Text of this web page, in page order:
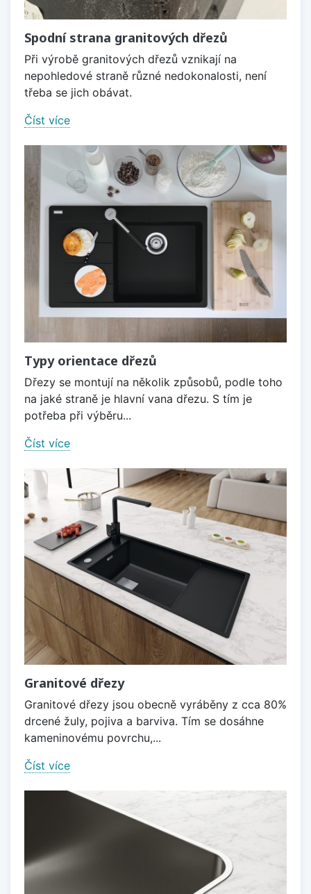
Spodní strana granitových dřezů
Při výrobě granitových dřezů vznikají na
nepohledové straně různé nedokonalosti, není
třeba se jich obávat.
Číst více
Typy orientace dřezů
Dřezy se montují na několik způsobů, podle toho
na jaké straně je hlavní vana dřezu. S tím je
potřeba při výběru...
Číst více
Granitové dřezy
Granitové dřezy jsou obecně vyráběny z cca 80%
drcené žuly, pojiva a barviva. Tím se dosáhne
kameninovému povrchu,...
Číst více